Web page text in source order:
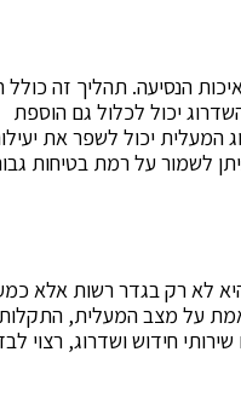
הנסיעה. תהליך זה כולל
יכול לכלול גם הוספת
המעלית יכול לשפר את
לשמור על רמת בטיחות
לא רק בגדר רשות אלא
אמת על מצב המעלית, התקלות
חידוש ושדרוג, רצוי